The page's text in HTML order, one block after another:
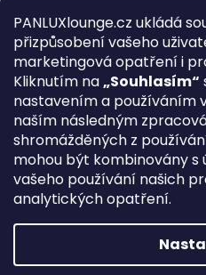
PANLUXlounge.cz ukládá
přizpůsobení vašeho
marketingová opatření i
Kliknutím na„Souhlasím“
nastavením a používáním
naším následným
shromážděných z
mohou být kombinovány s
vašeho používání našich
analytických opatření.
Jak na zónové
3.2.2026
Obývací pokoj je srdcem
sledování televize, hraní her s
klidné chvíle s knihou. Každá
O nás Kontakty